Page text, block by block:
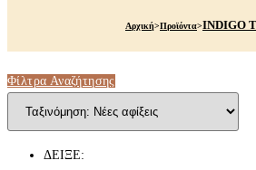
Αρχική>Προϊόντα>INDIGO
Φίλτρα Αναζήτησης
ΔΕΙΞΕ: